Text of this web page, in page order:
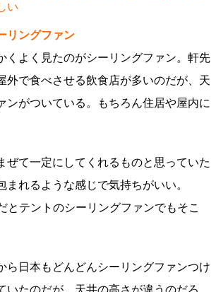
い
リングファン
くよく見たのがシーリングファン。軒先
外で食べさせる飲食店が多いのだが、天
ンがついている。もちろん住居や屋内に
ぜて一定にしてくれるものと思っていた
まれるような感じで気持ちがいい。
テントのシーリングファンでもそこ
ら日本もどんどんシーリングファンつけ
いたのだが、天井の高さが違うのだろ